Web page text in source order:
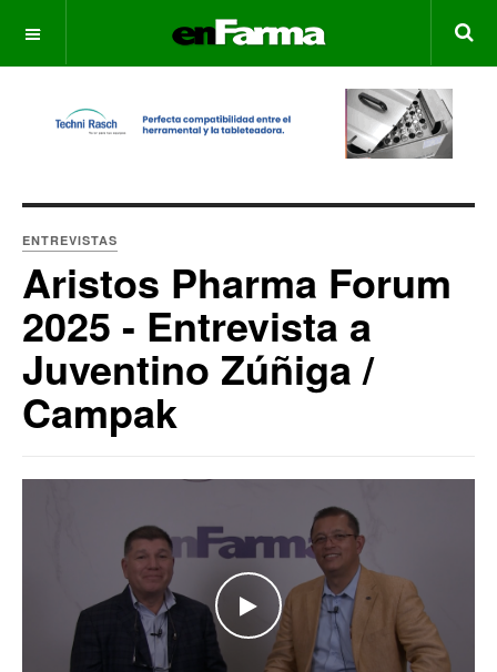
OFF CANVAS
ENTREVISTAS
Aristos Pharma Forum
2025 - Entrevista a
Juventino Zúñiga /
Campak
WATCH THE VIDEO